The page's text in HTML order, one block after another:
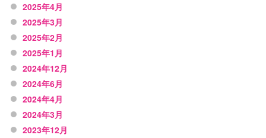
2025年4月
2025年3月
2025年2月
2025年1月
2024年12月
2024年6月
2024年4月
2024年3月
2023年12月